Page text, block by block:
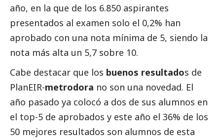
año, en la que de los 6.850 aspirantes
presentados al examen solo el 0,2% han
aprobado con una nota mínima de 5, siendo la
nota más alta un 5,7 sobre 10.
Cabe destacar que los buenos resultados de
PlanEIR-metrodora no son una novedad. El
año pasado ya colocó a dos de sus alumnos en
el top-5 de aprobados y este año el 36% de los
50 mejores resultados son alumnos de esta